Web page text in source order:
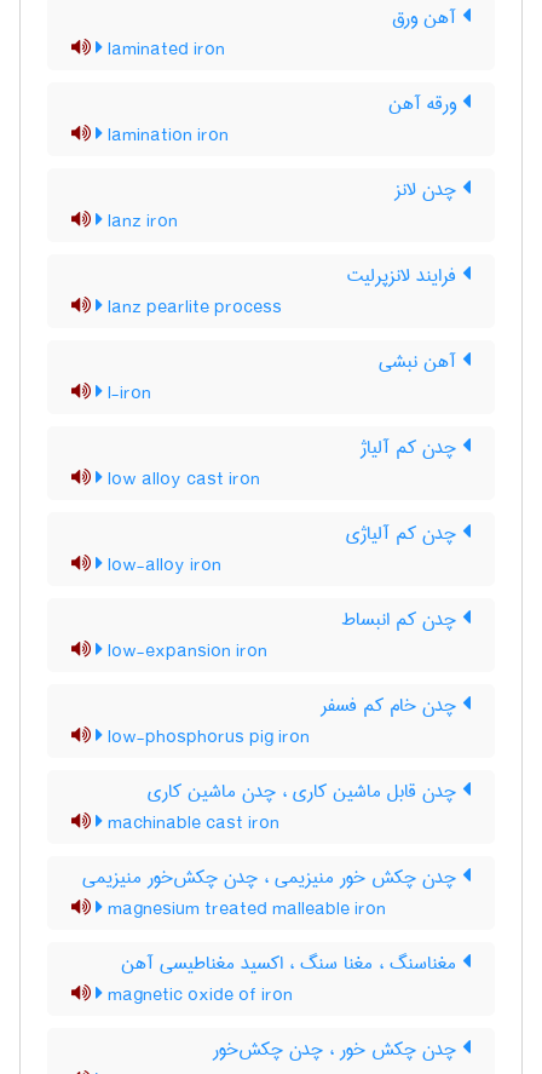
آهن ورق
laminated iron
ورقه آهن
lamination iron
چدن لانز
lanz iron
فرایند لانزپرلیت
lanz pearlite process
آهن نبشی
l-iron
چدن کم آلیاژ
low alloy cast iron
چدن کم آلیاژی
low-alloy iron
چدن کم انبساط
low-expansion iron
چدن خام کم فسفر
low-phosphorus pig iron
چدن قابل ماشین کاری ، چدن ماشین کاری
machinable cast iron
چدن چکش خور منیزیمی ، چدن چکش‌خور منیزیمی
magnesium treated malleable iron
مغناسنگ ، مغنا سنگ ، اکسید مغناطیسی آهن
magnetic oxide of iron
چدن چکش خور ، چدن چکش‌خور